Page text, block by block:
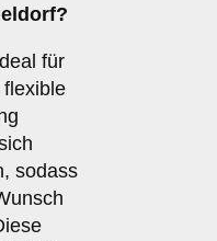
für
sodass